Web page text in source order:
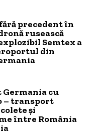
precedent în
rusească
Semtex a
din
cu
– transport
și
între România